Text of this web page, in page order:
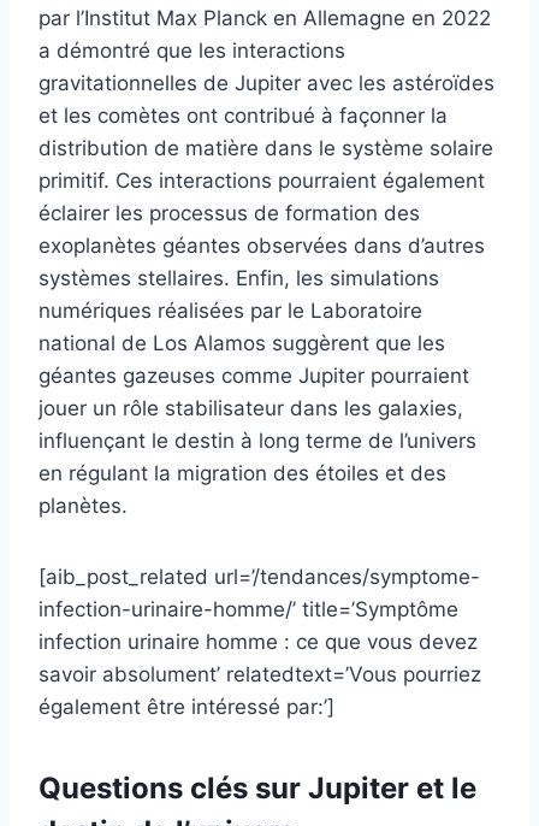
par l’Institut Max Planck en Allemagne en 2022
a démontré que les interactions
gravitationnelles de Jupiter avec les astéroïdes
et les comètes ont contribué à façonner la
distribution de matière dans le système solaire
primitif. Ces interactions pourraient également
éclairer les processus de formation des
exoplanètes géantes observées dans d’autres
systèmes stellaires. Enfin, les simulations
numériques réalisées par le Laboratoire
national de Los Alamos suggèrent que les
géantes gazeuses comme Jupiter pourraient
jouer un rôle stabilisateur dans les galaxies,
influençant le destin à long terme de l’univers
en régulant la migration des étoiles et des
planètes.
[aib_post_related url=’/tendances/symptome-
infection-urinaire-homme/’ title=’Symptôme
infection urinaire homme : ce que vous devez
savoir absolument’ relatedtext=’Vous pourriez
également être intéressé par:’]
Questions clés sur Jupiter et le